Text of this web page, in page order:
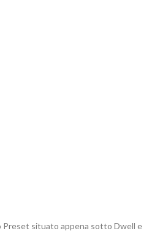
Preset situato appena sotto Dwell e